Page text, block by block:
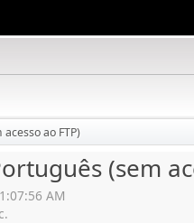
ao FTP)
(sem
AM